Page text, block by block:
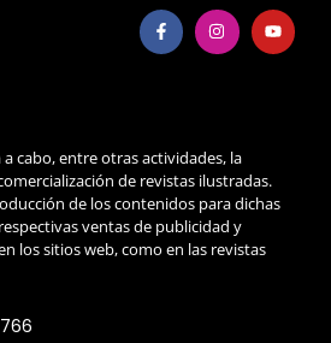
a cabo, entre otras actividades, la
de revistas ilustradas.
de los contenidos para dichas
ventas de publicidad y
los sitios web, como en las revistas